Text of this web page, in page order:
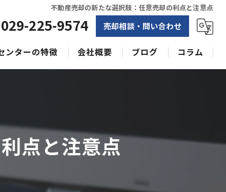
不動産売却の新たな選択肢：任意売却の利点と注意点
029-225-9574 売却相談・問い合わせ
ンターの特徴
戸建て
収益物件
会社概要 ブログ コラム
点と注意点